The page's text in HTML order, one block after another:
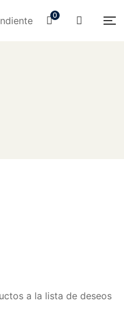
0
a la lista de deseos